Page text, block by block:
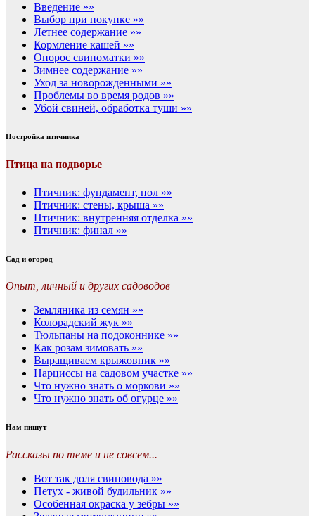
Введение »»
Выбор при покупке »»
Летнее содержание »»
Кормление кашей »»
Опорос свиноматки »»
Зимнее содержание »»
Уход за новорожденными »»
Проблемы во время родов »»
Убой свиней, обработка туши »»
Постройка птичника
Птица на подворье
Птичник: фундамент, пол »»
Птичник: стены, крыша »»
Птичник: внутренняя отделка »»
Птичник: финал »»
Сад и огород
Опыт, личный и других садоводов
Земляника из семян »»
Колорадский жук »»
Тюльпаны на подоконнике »»
Как розам зимовать »»
Выращиваем крыжовник »»
Нарциссы на садовом участке »»
Что нужно знать о моркови »»
Что нужно знать об огурце »»
Нам пишут
Рассказы по теме и не совсем...
Вот так доля свиновода »»
Петух - живой будильник »»
Особенная окраска у зебры »»